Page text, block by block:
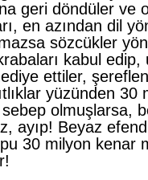
geri döndüler ve
en azından dil
sözcükler
kabul edip,
ettiler,
yüzünden 30
olmuşlarsa,
ayıp! Beyaz
30 milyon kenar